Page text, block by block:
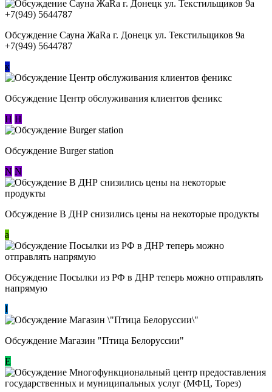
Обсуждение Сауна ЖаRa г. Донецк ул. Текстильщиков 9а
+7(949) 5644787
к
Обсуждение Центр обслуживания клиентов феникс
Н Н
Обсуждение Burger station
N N
Обсуждение В ДНР снизились цены на некоторые продукты
a
Обсуждение Посылки из РФ в ДНР теперь можно отправлять
напрямую
I
Обсуждение Магазин "Птица Белоруссии"
Е